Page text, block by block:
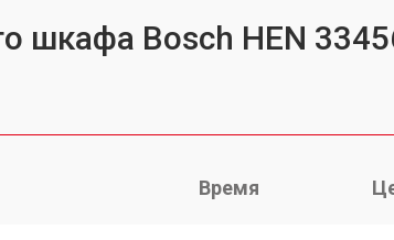
шкафа Bosch HEN
Время